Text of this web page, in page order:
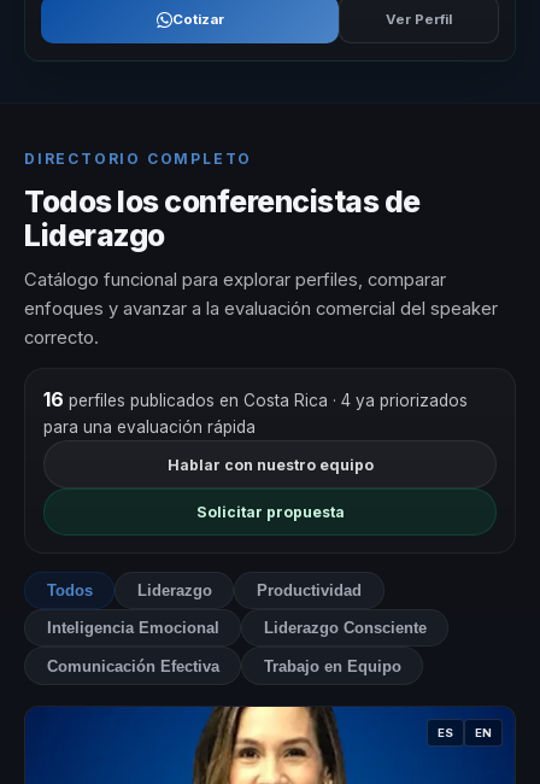
Cotizar Ver Perfil
DIRECTORIO COMPLETO
Todos los conferencistas de
Liderazgo
Catálogo funcional para explorar perfiles, comparar
enfoques y avanzar a la evaluación comercial del speaker
correcto.
16 perfiles publicados en Costa Rica · 4 ya priorizados
para una evaluación rápida
Hablar con nuestro equipo
Solicitar propuesta
Todos Liderazgo Productividad
Inteligencia Emocional Liderazgo Consciente
Comunicación Efectiva Trabajo en Equipo
ES EN